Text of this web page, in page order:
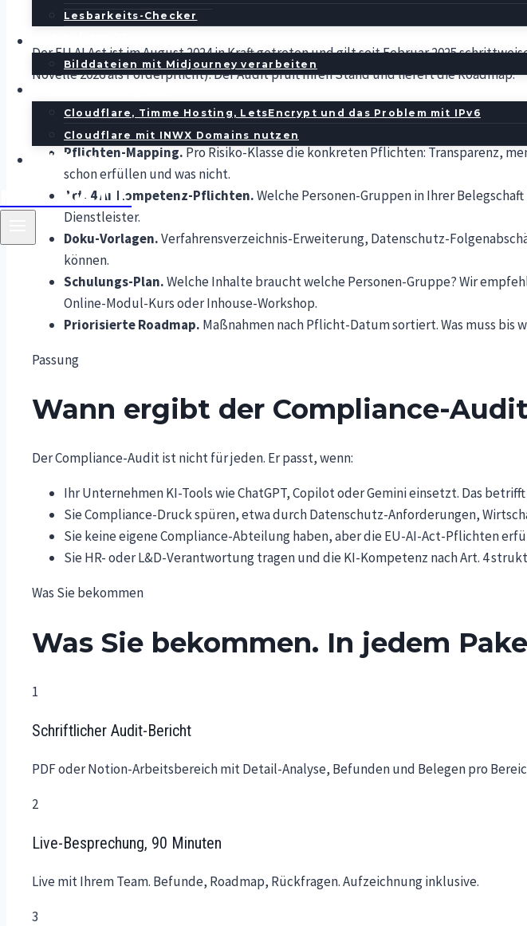
Lesbarkeits-Checker
Bilddateien mit Midjourney verarbeiten
Anleitungen
Cloudflare, Timme Hosting, LetsEncrypt und das Problem mit IPv6
Cloudflare mit INWX Domains nutzen
Über
MINOKA.DE
Der EU AI Act ist im August 2024 in Kraft getreten und gilt seit Februar 2025
Novelle 2026 als Förderpflicht). Der Audit prüft Ihren Stand und liefert die Roadmap:
KI-System-Inventar.Welche Tools setzen Sie ein? ChatGPT, Copilot, Gemini,
Risiko-Klassifizierung.Pro System: verboten, Hochrisiko, begrenztes Risiko
Pflichten-Mapping. Pro Risiko-Klasse die konkreten Pflichten: Transparenz,
schon erfüllen und was nicht.
Art. 4 AI-Kompetenz-Pflichten.Welche Personen-Gruppen in Ihrer
Dienstleister.
Doku-Vorlagen.Verfahrensverzeichnis-Erweiterung, Datenschutz-
können.
Schulungs-Plan.Welche Inhalte braucht welche Personen-Gruppe? Wir
Online-Modul-Kurs oder Inhouse-Workshop.
Priorisierte Roadmap. Maßnahmen nach Pflicht-Datum sortiert. Was muss bis
Passung
Wann ergibt der Compliance-
Der Compliance-Audit ist nicht für jeden. Er passt, wenn:
Ihr Unternehmen KI-Tools wie ChatGPT, Copilot oder Gemini einsetzt. Das
Sie Compliance-Druck spüren, etwa durch Datenschutz-Anforderungen,
Sie keine eigene Compliance-Abteilung haben, aber die EU-AI-Act-Pflichten
Sie HR- oder L&D-Verantwortung tragen und die KI-Kompetenz nach Art. 4
Was Sie bekommen
Was Sie bekommen. In jedem
1
Schriftlicher Audit-Bericht
PDF oder Notion-Arbeitsbereich mit Detail-Analyse, Befunden und Belegen pro
2
Live-Besprechung, 90 Minuten
Live mit Ihrem Team. Befunde, Roadmap, Rückfragen. Aufzeichnung inklusive.
3